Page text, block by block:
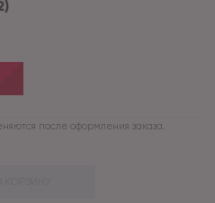
после оформления заказа.